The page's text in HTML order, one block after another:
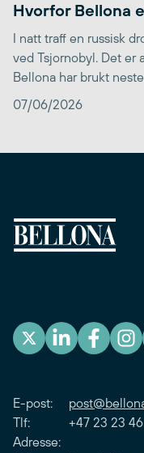
Hvorfor Bellona
I natt traff en russisk
ved Tsjornobyl. Det er
Bellona har brukt
07/06/2026
E-post:
Tlf: +47 23 23 46
Adresse: